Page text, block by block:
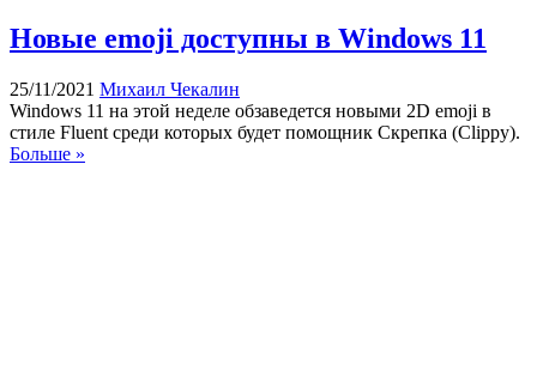
Новые emoji доступны в Windows 11
25/11/2021 Михаил Чекалин
Windows 11 на этой неделе обзаведется новыми 2D emoji в
стиле Fluent среди которых будет помощник Скрепка (Clippy).
Больше »